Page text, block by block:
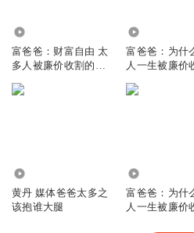
富爸爸：财富自由 太
多人被廉价收割的原
富爸爸：为什
人一生被廉价
黄丹 媒体爸爸太多之
该抱谁大腿
富爸爸：为什
人一生被廉价